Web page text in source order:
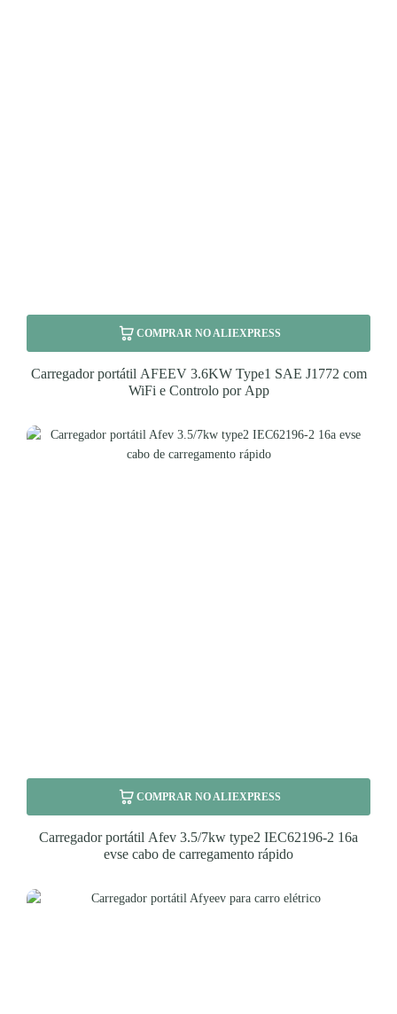
COMPRAR NO ALIEXPRESS
Carregador portátil AFEEV 3.6KW Type1 SAE J1772 com
WiFi e Controlo por App
COMPRAR NO ALIEXPRESS
Carregador portátil Afev 3.5/7kw type2 IEC62196-2 16a
evse cabo de carregamento rápido